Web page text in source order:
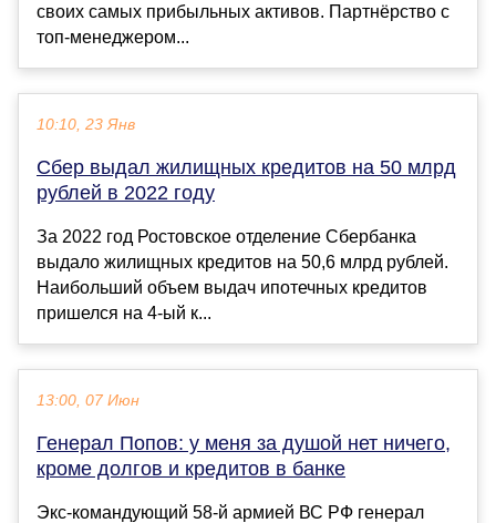
своих самых прибыльных активов. Партнёрство с
топ-менеджером...
10:10, 23 Янв
Сбер выдал жилищных кредитов на 50 млрд
рублей в 2022 году
За 2022 год Ростовское отделение Сбербанка
выдало жилищных кредитов на 50,6 млрд рублей.
Наибольший объем выдач ипотечных кредитов
пришелся на 4-ый к...
13:00, 07 Июн
Генерал Попов: у меня за душой нет ничего,
кроме долгов и кредитов в банке
Экс-командующий 58-й армией ВС РФ генерал